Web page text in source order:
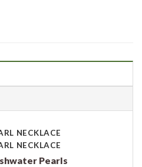
NECKLACE
NECKLACE
Pearls